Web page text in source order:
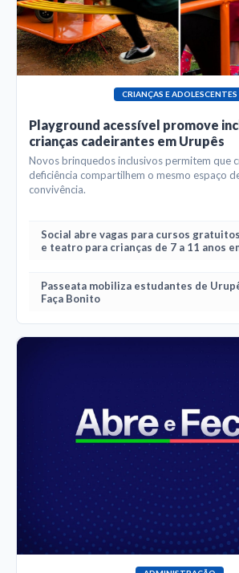
CRIANÇAS E ADOLESCENTES
Playground acessível promove
crianças cadeirantes em Urupês
Novos brinquedos inclusivos permitem que
deficiência compartilhem o mesmo espaço
convivência.
Social abre vagas para cursos
e teatro para crianças de 7 a 11 anos
Passeata mobiliza estudantes de
Faça Bonito